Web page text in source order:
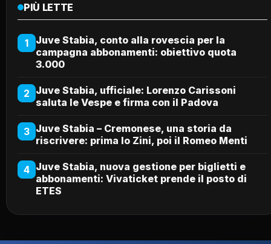
PIÙ LETTE
1
Juve Stabia, conto alla rovescia per la
campagna abbonamenti: obiettivo quota
3.000
2 Juve Stabia, ufficiale: Lorenzo Carissoni
saluta le Vespe e firma con il Padova
3 Juve Stabia – Cremonese, una storia da
riscrivere: prima lo Zini, poi il Romeo Menti
4 Juve Stabia, nuova gestione per biglietti e
abbonamenti: Vivaticket prende il posto di
ETES